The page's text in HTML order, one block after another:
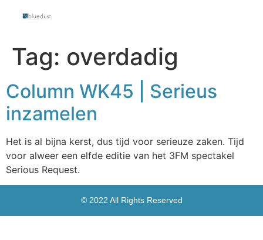
Tag: overdadig
Column WK45 | Serieus
inzamelen
Het is al bijna kerst, dus tijd voor serieuze zaken. Tijd
voor alweer een elfde editie van het 3FM spectakel
Serious Request.
© 2022 All Rights Reserved